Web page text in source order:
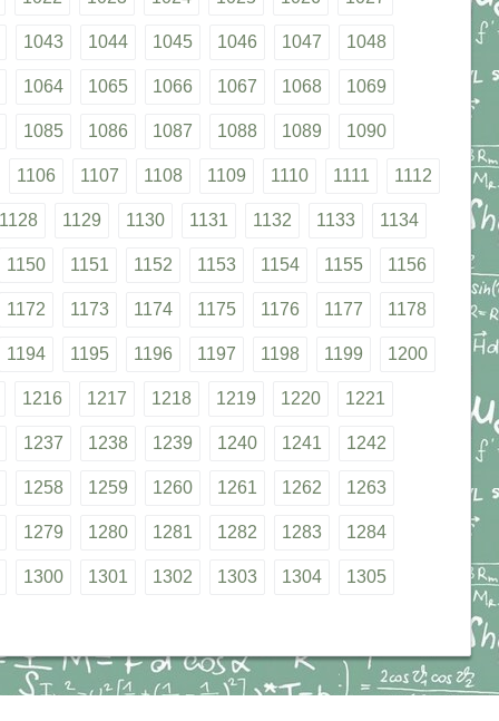
1043 1044 1045 1046 1047 1048
1064 1065 1066 1067 1068 1069
1085 1086 1087 1088 1089 1090
1106 1107 1108 1109 1110 1111 1112
1128 1129 1130 1131 1132 1133 1134
1150 1151 1152 1153 1154 1155 1156
1172 1173 1174 1175 1176 1177 1178
1194 1195 1196 1197 1198 1199 1200
1216 1217 1218 1219 1220 1221
1237 1238 1239 1240 1241 1242
1258 1259 1260 1261 1262 1263
1279 1280 1281 1282 1283 1284
1300 1301 1302 1303 1304 1305